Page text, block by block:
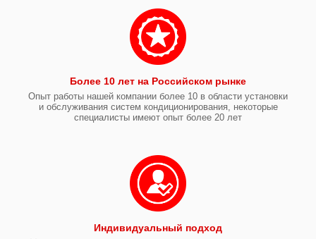
Более 10 лет на Российском рынке
Опыт работы нашей компании более 10 в области установки
и обслуживания систем кондиционирования, некоторые
специалисты имеют опыт более 20 лет
Индивидуальный подход